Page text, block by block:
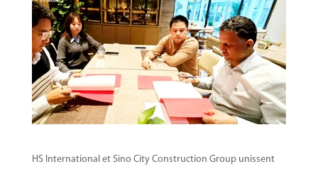
HS International et Sino City Construction Group unissent